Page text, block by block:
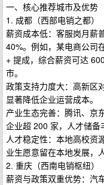
一、核心推荐城市及优势
1. 成都（西部电销之都）
薪资成本低：客服岗月薪
40%。例如，某电商公司
+ 提成，综合薪资可达
市。
政策支持力度大：高新区
显著降低企业运营成本。
产业生态完善：腾讯、京
企业超 200 家，人才储备
人才稳定性：本地高校资
业生愿意留在本地发展，
2. 重庆（西南电销枢纽）
薪资与政策双重优势：汽